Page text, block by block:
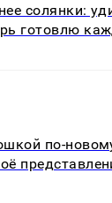
солянки:
готовлю
по-